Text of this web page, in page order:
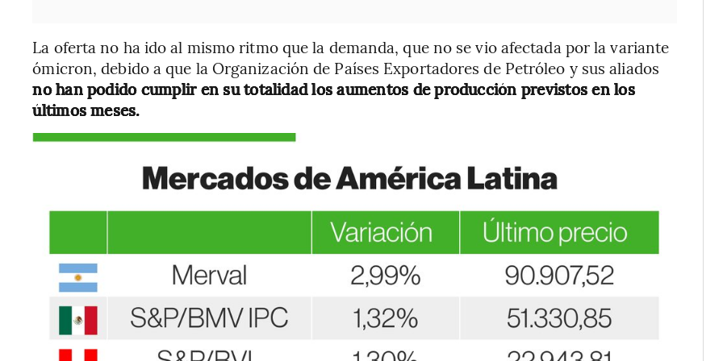
La oferta no ha ido al mismo ritmo que la demanda, que no se vio afectada por la variante
ómicron, debido a que la Organización de Países Exportadores de Petróleo y sus aliados
no han podido cumplir en su totalidad los aumentos de producción previstos en los
últimos meses.